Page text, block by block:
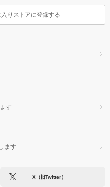
りストアに登録する
す
ます
X（旧Twitter）